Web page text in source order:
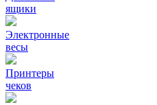
ящики
Электронные
весы
Принтеры
чеков